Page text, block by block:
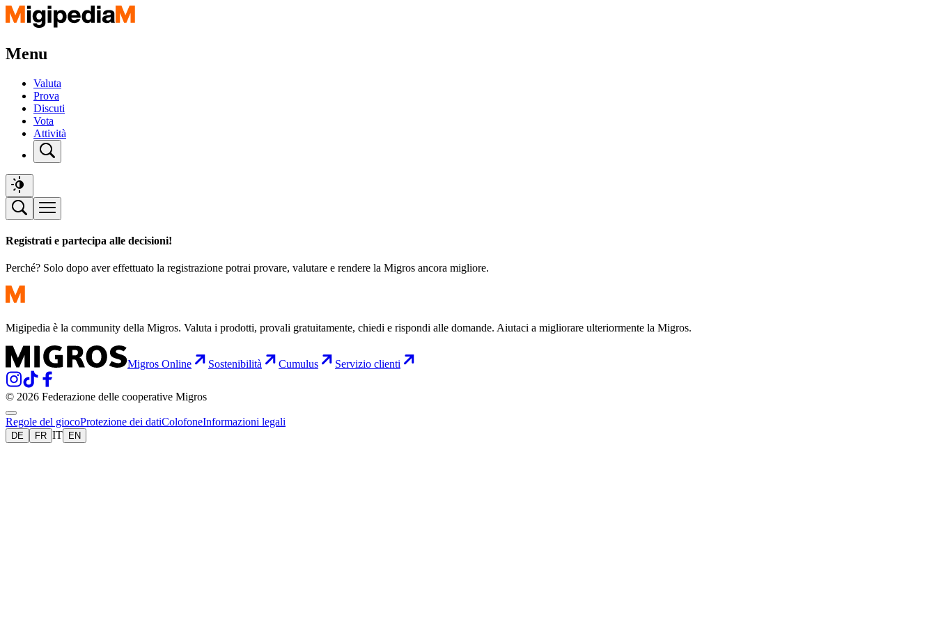
Menu
Valuta
Prova
Discuti
Vota
Attività
Registrati e partecipa alle decisioni!
Perché? Solo dopo aver effettuato la registrazione potrai provare, valutare e rendere la Migros ancora migliore.
Migipedia è la community della Migros. Valuta i prodotti, provali gratuitamente, chiedi e rispondi alle domande. Aiutaci a migliorare ulteriormente la Migros.
Migros Online Sostenibilità Cumulus Servizio clienti
© 2026 Federazione delle cooperative Migros
Regole del giocoProtezione dei datiColofoneInformazioni legali
DE FR IT EN